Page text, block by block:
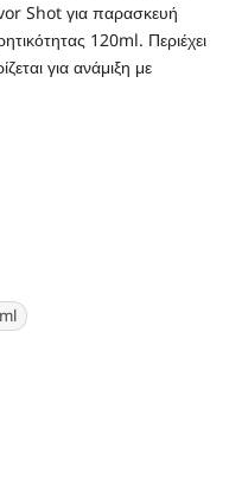
Shot για παρασκευή
120ml. Περιέχει
για ανάμιξη με